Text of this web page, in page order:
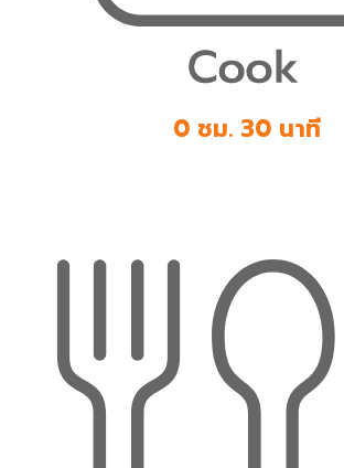
0 ชม. 30 นาที